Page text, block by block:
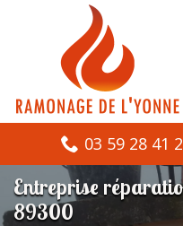
03 59 28 41
Entreprise
89300